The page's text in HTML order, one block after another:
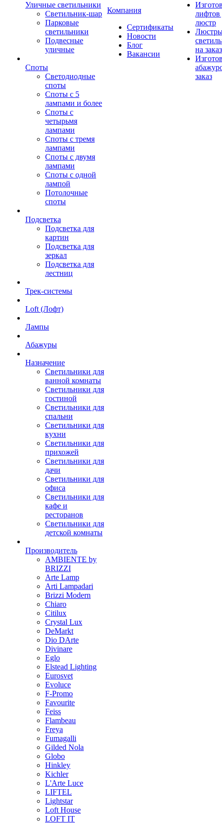
Уличные светильники
Светильник-шар
Парковые
светильники
Подвесные
уличные
Споты
Светодиодные
споты
Споты с 5
лампами и более
Споты с
четырьмя
лампами
Споты с тремя
лампами
Споты с двумя
лампами
Споты с одной
лампой
Потолочные
споты
Подсветка
Подсветка для
картин
Подсветка для
зеркал
Подсветка для
лестниц
Трек-системы
Loft (Лофт)
Лампы
Абажуры
Назначение
Светильники для
ванной комнаты
Светильники для
гостиной
Светильники для
спальни
Светильники для
кухни
Светильники для
прихожей
Светильники для
дачи
Светильники для
офиса
Светильники для
кафе и
ресторанов
Светильники для
детской комнаты
Производитель
AMBIENTE by
BRIZZI
Arte Lamp
Arti Lampadari
Brizzi Modern
Chiaro
Citilux
Crystal Lux
DeMarkt
Dio DArte
Divinare
Eglo
Elstead Lighting
Eurosvet
Evoluce
F-Promo
Favourite
Feiss
Flambeau
Freya
Fumagalli
Gilded Nola
Globo
Hinkley
Kichler
L'Arte Luce
LIFTEL
Lightstar
Loft House
LOFT IT
Компания
Сертификаты
Новости
Блог
Вакансии
лифтов
люстр
на заказ
заказ